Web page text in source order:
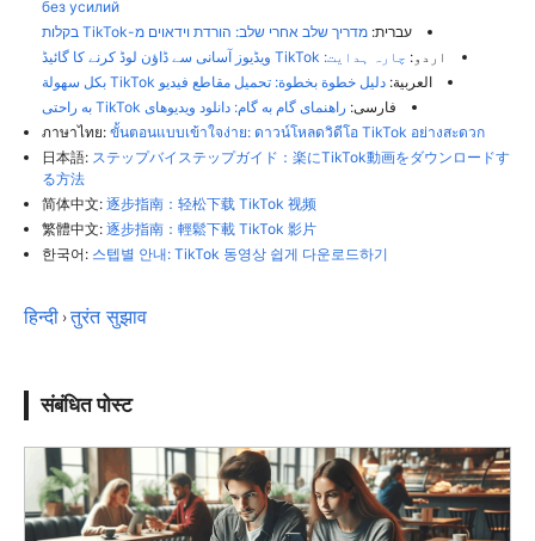
без усилий
עברית: מדריך שלב אחרי שלב: הורדת וידאוים מ-TikTok בקלות
اردو: چارہ ہدایت: TikTok ویڈیوز آسانی سے ڈاؤن لوڈ کرنے کا گائیڈ
العربية: دليل خطوة بخطوة: تحميل مقاطع فيديو TikTok بكل سهولة
فارسی: راهنمای گام به گام: دانلود ویدیوهای TikTok به راحتی
ภาษาไทย: ขั้นตอนแบบเข้าใจง่าย: ดาวน์โหลดวิดีโอ TikTok อย่างสะดวก
日本語: ステップバイステップガイド：楽にTikTok動画をダウンロードす
る方法
简体中文: 逐步指南：轻松下载 TikTok 视频
繁體中文: 逐步指南：輕鬆下載 TikTok 影片
한국어: 스텝별 안내: TikTok 동영상 쉽게 다운로드하기
हिन्दी ›तुरंत सुझाव
संबंधित पोस्ट